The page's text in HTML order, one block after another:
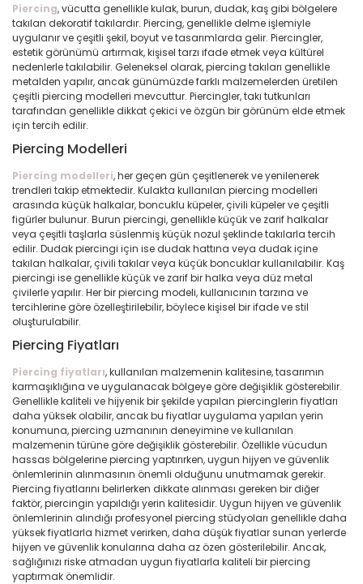
Piercing, vücutta genellikle kulak, burun, dudak, kaş gibi bölgelere
takılan dekoratif takılardır. Piercing, genellikle delme işlemiyle
uygulanır ve çeşitli şekil, boyut ve tasarımlarda gelir. Piercingler,
estetik görünümü artırmak, kişisel tarzı ifade etmek veya kültürel
nedenlerle takılabilir. Geleneksel olarak, piercing takıları genellikle
metalden yapılır, ancak günümüzde farklı malzemelerden üretilen
çeşitli piercing modelleri mevcuttur. Piercingler, takı tutkunları
tarafından genellikle dikkat çekici ve özgün bir görünüm elde etmek
için tercih edilir.
Piercing Modelleri
Piercing modelleri, her geçen gün çeşitlenerek ve yenilenerek
trendleri takip etmektedir. Kulakta kullanılan piercing modelleri
arasında küçük halkalar, boncuklu küpeler, çivili küpeler ve çeşitli
figürler bulunur. Burun piercingi, genellikle küçük ve zarif halkalar
veya çeşitli taşlarla süslenmiş küçük nozul şeklinde takılarla tercih
edilir. Dudak piercingi için ise dudak hattına veya dudak içine
takılan halkalar, çivili takılar veya küçük boncuklar kullanılabilir. Kaş
piercingi ise genellikle küçük ve zarif bir halka veya düz metal
çivilerle yapılır. Her bir piercing modeli, kullanıcının tarzına ve
tercihlerine göre özelleştirilebilir, böylece kişisel bir ifade ve stil
oluşturulabilir.
Piercing Fiyatları
Piercing fiyatları, kullanılan malzemenin kalitesine, tasarımın
karmaşıklığına ve uygulanacak bölgeye göre değişiklik gösterebilir.
Genellikle kaliteli ve hijyenik bir şekilde yapılan piercinglerin fiyatları
daha yüksek olabilir, ancak bu fiyatlar uygulama yapılan yerin
konumuna, piercing uzmanının deneyimine ve kullanılan
malzemenin türüne göre değişiklik gösterebilir. Özellikle vücudun
hassas bölgelerine piercing yaptırırken, uygun hijyen ve güvenlik
önlemlerinin alınmasının önemli olduğunu unutmamak gerekir.
Piercing fiyatlarını belirlerken dikkate alınması gereken bir diğer
faktör, piercingin yapıldığı yerin kalitesidir. Uygun hijyen ve güvenlik
önlemlerinin alındığı profesyonel piercing stüdyoları genellikle daha
yüksek fiyatlarla hizmet verirken, daha düşük fiyatlar sunan yerlerde
hijyen ve güvenlik konularına daha az özen gösterilebilir. Ancak,
sağlığınızı riske atmadan uygun fiyatlarla kaliteli bir piercing
yaptırmak önemlidir.